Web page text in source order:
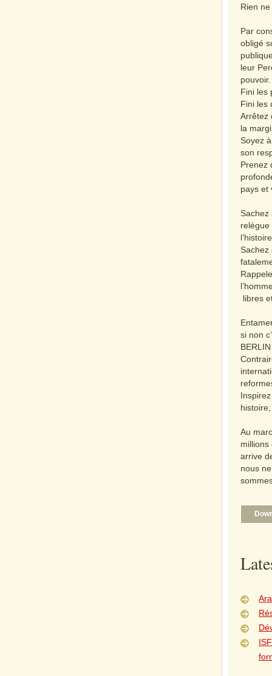
Rien
Par
obligé
leur
pouvoir.
Fini les
Fini les
Arrêtez
la
Soyez
son
Prenez
pays et
Sachez
relègue
Sachez
libres
si non
Au
arrive
nous